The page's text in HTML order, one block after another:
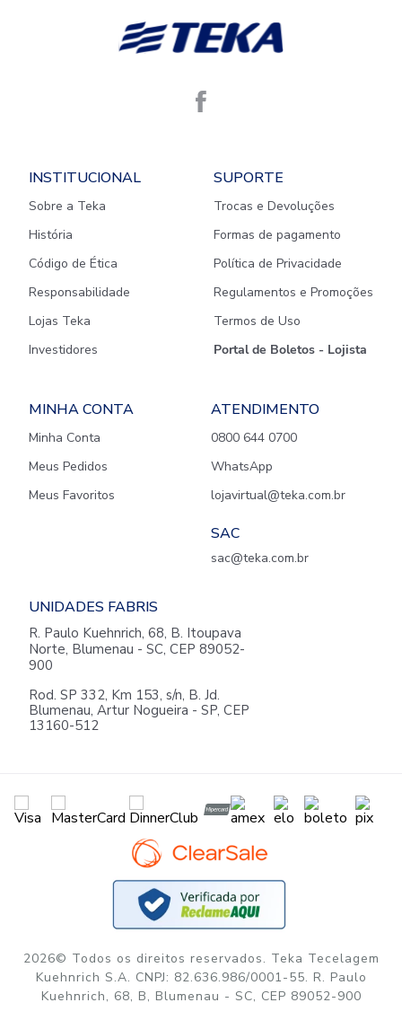
INSTITUCIONAL
Sobre a Teka
História
Código de Ética
Responsabilidade
Lojas Teka
Investidores
SUPORTE
Trocas e Devoluções
Formas de pagamento
Política de Privacidade
Regulamentos e Promoções
Termos de Uso
Portal de Boletos - Lojista
MINHA CONTA
Minha Conta
Meus Pedidos
Meus Favoritos
ATENDIMENTO
0800 644 0700
WhatsApp
lojavirtual@teka.com.br
SAC
sac@teka.com.br
UNIDADES FABRIS
R. Paulo Kuehnrich, 68, B. Itoupava
Norte, Blumenau - SC, CEP 89052-
900
Rod. SP 332, Km 153, s/n, B. Jd.
Blumenau, Artur Nogueira - SP, CEP
13160-512
2026© Todos os direitos reservados. Teka Tecelagem
Kuehnrich S.A. CNPJ: 82.636.986/0001-55. R. Paulo
Kuehnrich, 68, B, Blumenau - SC, CEP 89052-900